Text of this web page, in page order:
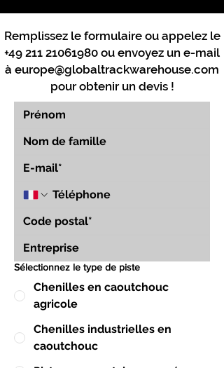
Remplissez le formulaire ou appelez le
+49 211 21061980 ou envoyez un e-mail
à europe@globaltrackwarehouse.com
pour obtenir un devis !
Sélectionnez le type de piste
Chenilles en caoutchouc
agricole
Chenilles industrielles en
caoutchouc